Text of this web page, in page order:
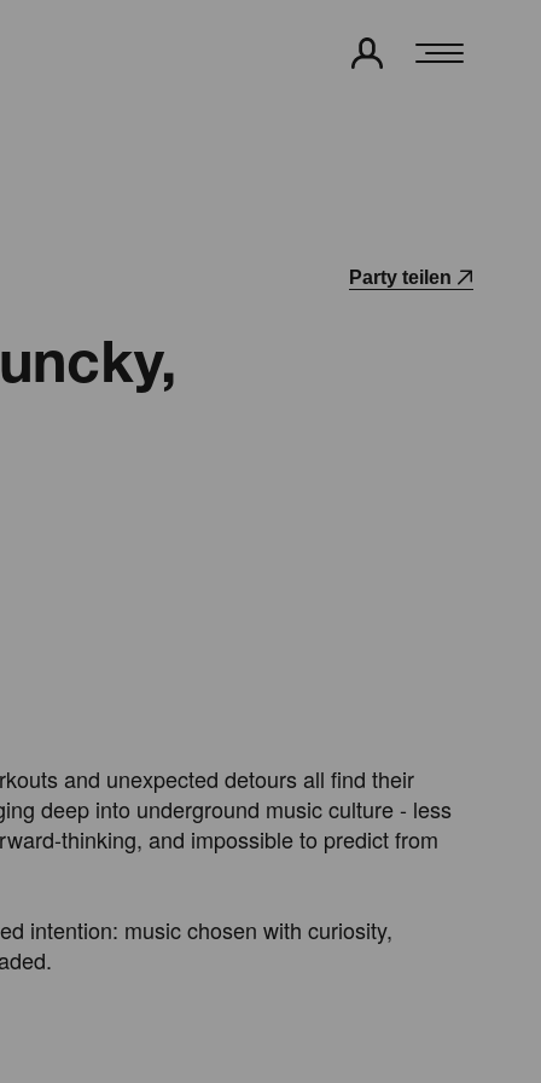
Party teilen
and unexpected detours all find their
deep into underground music culture - less
thinking, and impossible to predict from
intention: music chosen with curiosity,